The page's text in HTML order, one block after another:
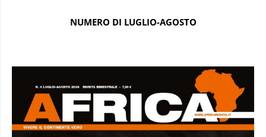
NUMERO DI LUGLIO-AGOSTO